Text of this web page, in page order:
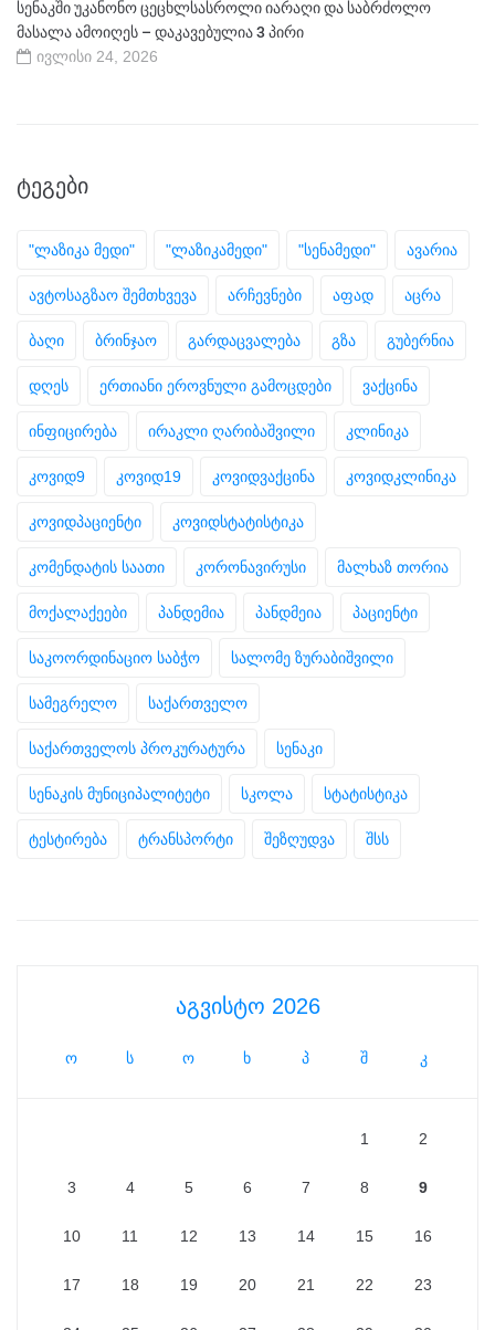
სენაკში უკანონო ცეცხლსასროლი იარაღი და საბრძოლო
მასალა ამოიღეს – დაკავებულია 3 პირი
ივლისი 24, 2026
ᲢᲔᲒᲔᲑᲘ
"ლაზიკა მედი" "ლაზიკამედი" "სენამედი" ავარია
ავტოსაგზაო შემთხვევა არჩევნები აფად აცრა
ბაღი ბრინჯაო გარდაცვალება გზა გუბერნია
დღეს ერთიანი ეროვნული გამოცდები ვაქცინა
ინფიცირება ირაკლი ღარიბაშვილი კლინიკა
კოვიდ9 კოვიდ19 კოვიდვაქცინა კოვიდკლინიკა
კოვიდპაციენტი კოვიდსტატისტიკა
კომენდატის საათი კორონავირუსი მალხაზ თორია
მოქალაქეები პანდემია პანდმეია პაციენტი
საკოორდინაციო საბჭო სალომე ზურაბიშვილი
სამეგრელო საქართველო
საქართველოს პროკურატურა სენაკი
სენაკის მუნიციპალიტეტი სკოლა სტატისტიკა
ტესტირება ტრანსპორტი შეზღუდვა შსს
აგვისტო 2026
ო ს ო ხ პ შ კ
1 2
3 4 5 6 7 8 9
10 11 12 13 14 15 16
17 18 19 20 21 22 23